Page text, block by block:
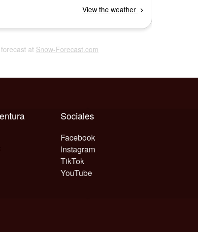
at Snow-Forecast.com
Sociales
Facebook
Instagram
TikTok
YouTube